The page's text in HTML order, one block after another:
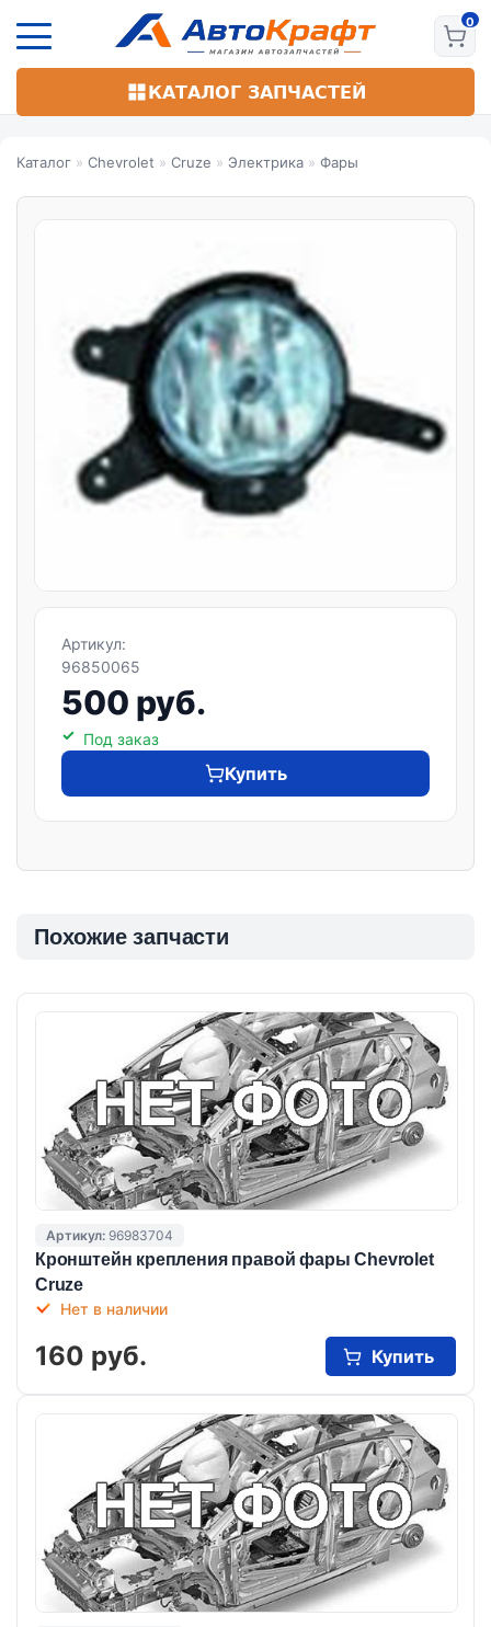
основному
КАТАЛОГ ЗАПЧАСТЕЙ
Каталог » Chevrolet » Cruze » Электрика » Фары
Артикул:
96850065
500 руб.
Под заказ
Купить
Похожие запчасти
Артикул: 96983704
Кронштейн крепления правой фары Chevrolet
Cruze
Нет в наличии
160 руб. Купить